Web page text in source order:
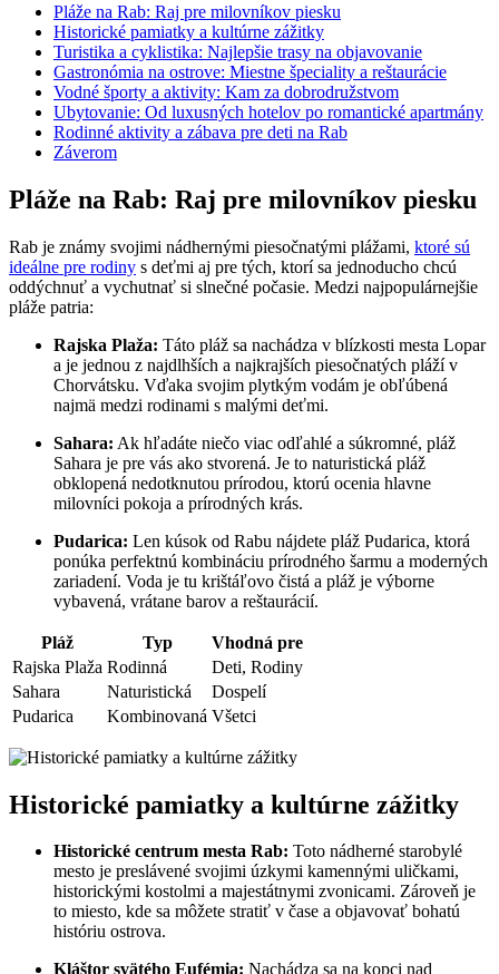
Pláže na Rab: Raj pre milovníkov piesku
Historické pamiatky a kultúrne zážitky
Turistika a cyklistika: Najlepšie trasy na objavovanie
Gastronómia na ostrove: Miestne špeciality a reštaurácie
Vodné športy a aktivity: Kam za dobrodružstvom
Ubytovanie: Od luxusných hotelov po romantické apartmány
Rodinné aktivity a zábava pre deti na Rab
Záverom
Pláže na Rab: Raj pre milovníkov piesku
Rab je známy svojimi nádhernými piesočnatými plážami, ktoré sú
ideálne pre rodiny s deťmi aj pre tých, ktorí sa jednoducho chcú
oddýchnuť a vychutnať si slnečné počasie. Medzi najpopulárnejšie
pláže patria:
Rajska Plaža: Táto pláž sa nachádza v blízkosti mesta Lopar
a je jednou z najdlhších a najkrajších piesočnatých pláží v
Chorvátsku. Vďaka svojim plytkým vodám je obľúbená
najmä medzi rodinami s malými deťmi.
Sahara: Ak hľadáte niečo viac odľahlé a súkromné, pláž
Sahara je pre vás ako stvorená. Je to naturistická pláž
obklopená nedotknutou prírodou, ktorú ocenia hlavne
milovníci pokoja a prírodných krás.
Pudarica: Len kúsok od Rabu nájdete pláž Pudarica, ktorá
ponúka perfektnú kombináciu prírodného šarmu a moderných
zariadení. Voda je tu krištáľovo čistá a pláž je výborne
vybavená, vrátane barov a reštaurácií.
Pláž Typ
Vhodná pre
Rajska Plaža Rodinná
Deti, Rodiny
Sahara
Naturistická
Dospelí
Pudarica
Kombinovaná Všetci
Historické pamiatky a kultúrne zážitky
Historické centrum mesta Rab: Toto nádherné starobylé
mesto je preslávené svojimi úzkymi kamennými uličkami,
historickými kostolmi a majestátnymi zvonicami. Zároveň je
to miesto, kde sa môžete stratiť v čase a objavovať bohatú
históriu ostrova.
Kláštor svätého Eufémia: Nachádza sa na kopci nad